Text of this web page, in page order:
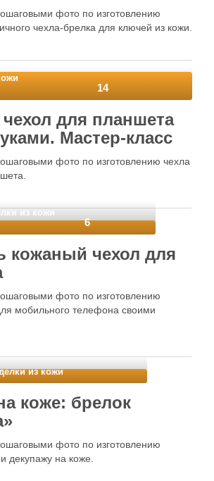
фото по изготовлению
чехла-брелка для ключей из кожи.
14
для планшета
Мастер-класс
фото по изготовлению чехла
из кожи
6
кожаный чехол для
фото по изготовлению
мобильного телефона своими
из кожи
коже: брелок
фото по изготовлению
декупажу на коже.